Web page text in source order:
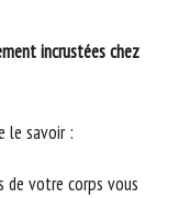
incrustées chez
le savoir :
de votre corps vous